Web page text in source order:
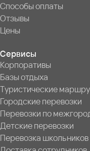
Способы оплаты
Отзывы
Цены
Сервисы
Корпоративы
Базы отдыха
Туристические
Городские перевозки
Перевозки по
Детские перевозки
Перевозка школьников